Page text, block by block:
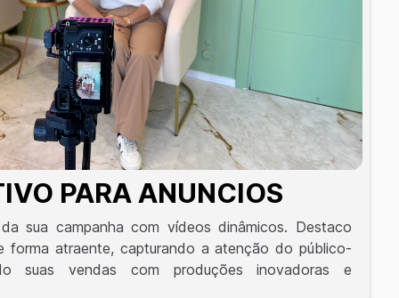
PARA ANUNCIOS
sua campanha com vídeos dinâmicos. Destaco
forma atraente, capturando a atenção do público-
suas vendas com produções inovadoras e